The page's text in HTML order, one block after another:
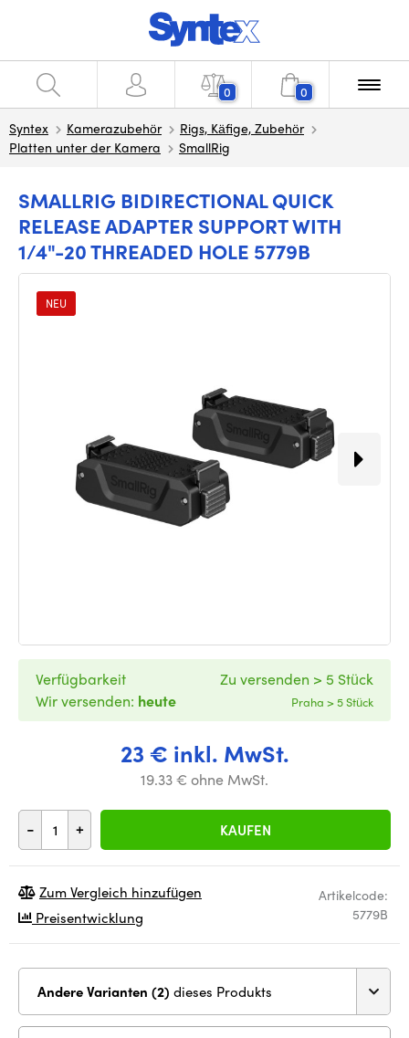
0 0
Syntex Kamerazubehör
Rigs, Käfige, Zubehör
Platten unter der Kamera
SmallRig
SMALLRIG BIDIRECTIONAL QUICK
RELEASE ADAPTER SUPPORT WITH
1/4"-20 THREADED HOLE 5779B
NEU
23 € inkl. MwSt.
19.33 € ohne MwSt.
- + KAUFEN
Verfügbarkeit
Wir versenden: heute
Zu versenden > 5 Stück
Praha > 5 Stück
Artikelcode:
5779B
Zum Vergleich hinzufügen
Preisentwicklung
Andere Varianten (2) dieses Produkts